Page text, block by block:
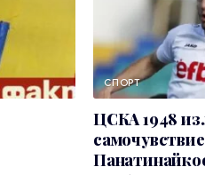
СПОРТ
ЦСКА 1948